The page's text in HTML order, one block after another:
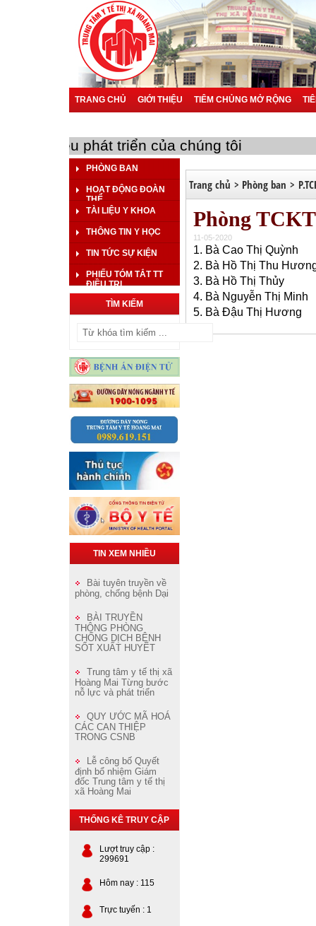
TRANG CHỦ GIỚI THIỆU TIÊM CHỦNG MỞ RỘNG
là mục tiêu phát triển của chúng tôi
PHÒNG BAN
HOẠT ĐỘNG ĐOÀN
THỂ
TÀI LIỆU Y KHOA
THÔNG TIN Y HỌC
TIN TỨC SỰ KIỆN
PHIẾU TÓM TẮT TT
ĐIỀU TRỊ
TÌM KIẾM
TIN XEM NHIỀU
Bài tuyên truyền về
phòng, chống bệnh Dại
BÀI TRUYỀN
THÔNG PHÒNG
CHỐNG DỊCH BỆNH
SỐT XUẤT HUYẾT
Trung tâm y tế thị xã
Hoàng Mai Từng bước
nỗ lực và phát triển
QUY ƯỚC MÃ HOÁ
CÁC CAN THIỆP
TRONG CSNB
Lễ công bố Quyết
định bổ nhiệm Giám
đốc Trung tâm y tế thị
xã Hoàng Mai
THỐNG KÊ TRUY CẬP
Lượt truy cập :
299691
Hôm nay : 115
Trực tuyến : 1
Trang chủ > Phòng ban >
Phòng TCKT
11-05-2020
1. Bà Cao Thị Quỳnh
2. Bà Hồ Thị Thu
3. Bà Hồ Thị Thủy
4. Bà Nguyễn Thị
5. Bà Đậu Thị